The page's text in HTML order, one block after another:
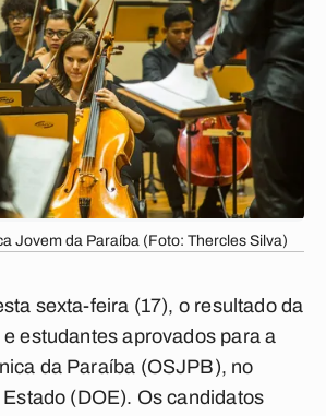
Jovem da Paraíba (Foto: Thercles Silva)
sexta-feira (17), o resultado da
e estudantes aprovados para a
da Paraíba (OSJPB), no
(DOE). Os candidatos